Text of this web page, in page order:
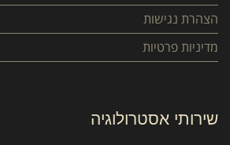
הצהרת נגישות
מדיניות פרטיות
שירותי אסטרולוגיה